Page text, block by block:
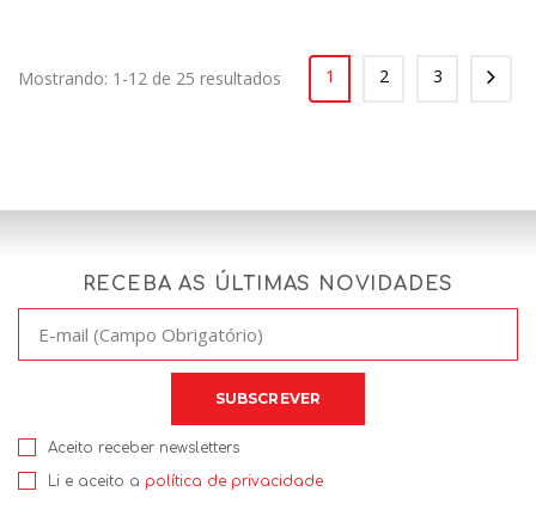
Mostrando: 1-12 de 25 resultados 1 2 3
RECEBA AS ÚLTIMAS NOVIDADES
Aceito receber newsletters
Li e aceito a política de privacidade